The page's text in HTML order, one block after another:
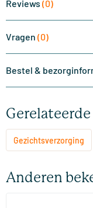
Reviews (0)
Vragen (0)
Bestel &
Gezichtsverzorging
Anderen